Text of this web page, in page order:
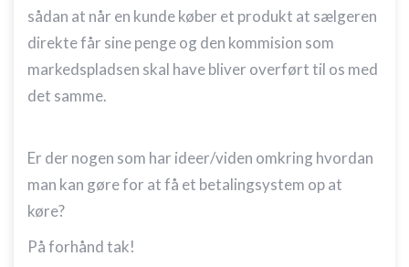
sådan at når en kunde køber et produkt at sælgeren
direkte får sine penge og den kommision som
markedspladsen skal have bliver overført til os med
det samme.
Er der nogen som har ideer/viden omkring hvordan
man kan gøre for at få et betalingsystem op at
køre?
På forhånd tak!